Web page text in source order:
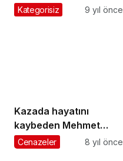
uğurlandı
Kategorisiz 9 yıl önce
Kazada hayatını
kaybeden Mehmet
Yılmaz, Sugören
Cenazeler 8 yıl önce